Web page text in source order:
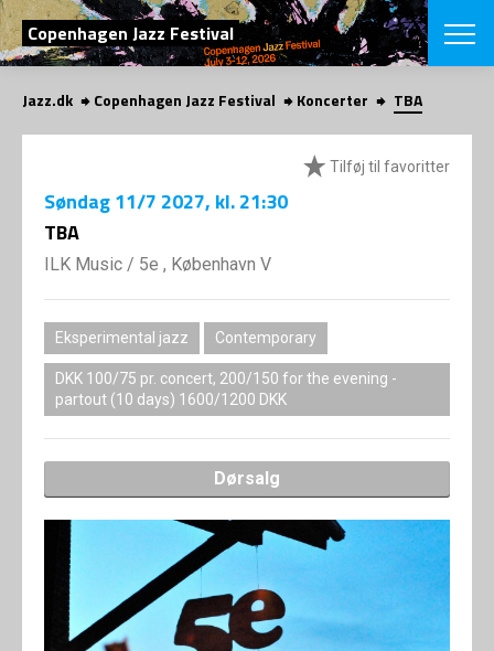
SØG
Copenhagen Jazz Festival
English
INFO
Om
Om fonden
Om
SHOP
Jazz.dk Copenhagen Jazz Festival Koncerter TBA
Tilføj til favoritter
Søndag11/7 2027, kl. 21:30
TBA
ILK Music / 5e , København V
Eksperimental jazz Contemporary
DKK 100/75 pr. concert, 200/150 for the evening -
partout (10 days) 1600/1200 DKK
Dørsalg